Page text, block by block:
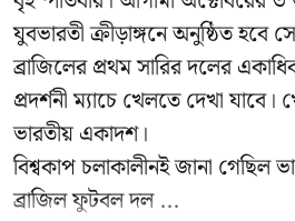
যুবভারতী ক্রীড়াঙ্গনে অনুষ্ঠিত হবে
ব্রাজিলের প্রথম সারির দলের
প্রদর্শনী ম্যাচে খেলতে দেখা যাবে।
ভারতীয় একাদশ।
বিশ্বকাপ চলাকালীনই জানা
ব্রাজিল ফুটবল দল ...